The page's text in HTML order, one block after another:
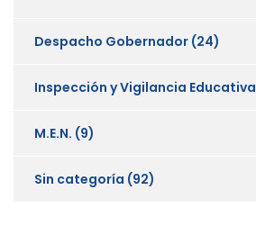
Despacho Gobernador (24)
Inspección y Vigilancia Educativa
M.E.N. (9)
Sin categoría (92)